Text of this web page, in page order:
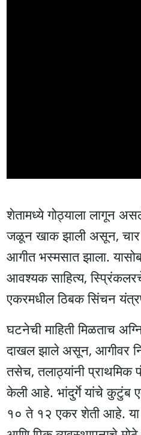
शेतामध्ये गोठ्याला लागून
जळून खाक झाली असून, चार
आगीत भस्मसात झाला.
आवश्यक साहित्य,
एकरमधील ठिबक सिंचन
घटनेची माहिती मिळताच
दाखल झाले असून, आगीवर
तसेच, तलाठ्यांनी प्राथमिक
केली आहे. भांदुर्गे यांचे कुटुंब
१० ते १२ एकर शेती आहे. या